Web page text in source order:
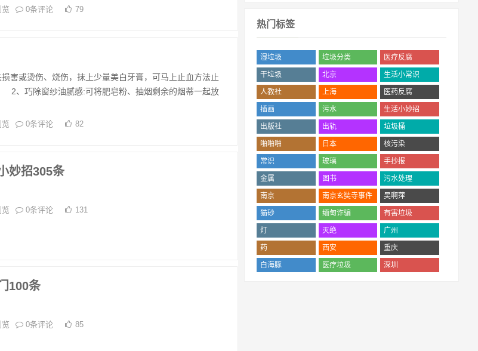
览 0条评论 79
或烫伤、烧伤，抹上少量美白牙膏，可马上止血方法止
、巧除窗纱油腻感:可将肥皂粉、抽烟剩余的烟蒂一起放
览 0条评论 82
妙招305条
览 0条评论 131
100条
览 0条评论 85
热门标签
湿垃圾
('.$bqr['num'].')
垃圾分类
('.$bqr['num'].')
医疗反腐
('.$bqr['num'].')
干垃圾
('.$bqr['num'].')
北京
('.$bqr['num'].')
生活小常识
('.$bqr['num'].')
人教社
('.$bqr['num'].')
上海
('.$bqr['num'].')
医药反腐
('.$bqr['num'].')
插画
('.$bqr['num'].')
污水
('.$bqr['num'].')
生活小妙招
('.$bqr['num'].')
出版社
('.$bqr['num'].')
出轨
('.$bqr['num'].')
垃圾桶
('.$bqr['num'].')
啪啪啪
('.$bqr['num'].')
日本
('.$bqr['num'].')
核污染
('.$bqr['num'].')
常识
('.$bqr['num'].')
玻璃
('.$bqr['num'].')
手抄报
('.$bqr['num'].')
金属
('.$bqr['num'].')
图书
('.$bqr['num'].')
污水处理
('.$bqr['num'].')
南京
('.$bqr['num'].')
南京玄奘寺事件
('.$bqr['num'].')
吴啊萍
('.$bqr['num'].')
猫砂
('.$bqr['num'].')
缅甸诈骗
('.$bqr['num'].')
有害垃圾
('.$bqr['num'].')
灯
('.$bqr['num'].')
灭绝
('.$bqr['num'].')
广州
('.$bqr['num'].')
药
('.$bqr['num'].')
西安
('.$bqr['num'].')
重庆
('.$bqr['num'].')
白海豚
医疗垃圾
深圳